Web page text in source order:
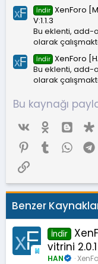
İndir XenForo
V:1.1.3
Bu eklenti, add-
olarak
İndir XenForo
Bu eklenti, add-
olarak
Bu kaynağı
Vk Ok
Pinterest
Tumblr
Link
Benzer
İndir
vitrini 2.0.1
HAN